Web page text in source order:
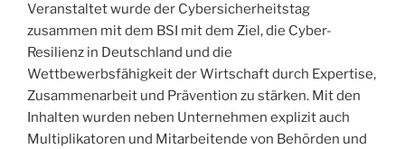
Veranstaltet wurde der Cybersicherheitstag
zusammen mit dem BSI mit dem Ziel, die Cyber-
Resilienz in Deutschland und die
Wettbewerbsfähigkeit der Wirtschaft durch Expertise,
Zusammenarbeit und Prävention zu stärken. Mit den
Inhalten wurden neben Unternehmen explizit auch
Multiplikatoren und Mitarbeitende von Behörden und